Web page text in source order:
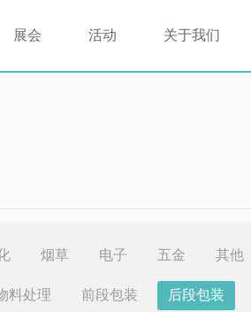
展会 活动 关于我们
烟草 电子 五金 其他
料处理 前段包装 后段包装